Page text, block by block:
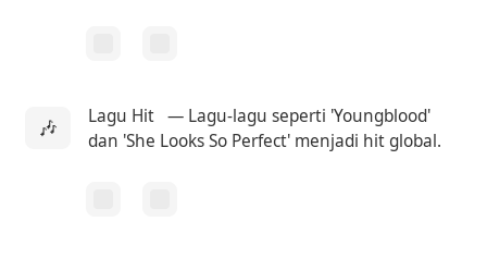
🎶 Lagu Hit — Lagu-lagu seperti 'Youngblood'
dan 'She Looks So Perfect' menjadi hit global.